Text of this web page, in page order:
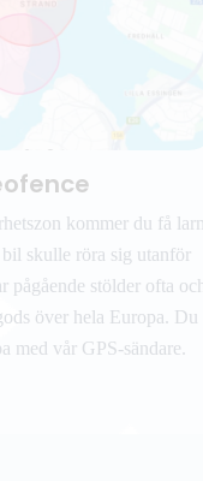
kommer du få
skulle röra sig utanför
pågående stölder ofta
över hela Europa. Du
med vår GPS-sändare.